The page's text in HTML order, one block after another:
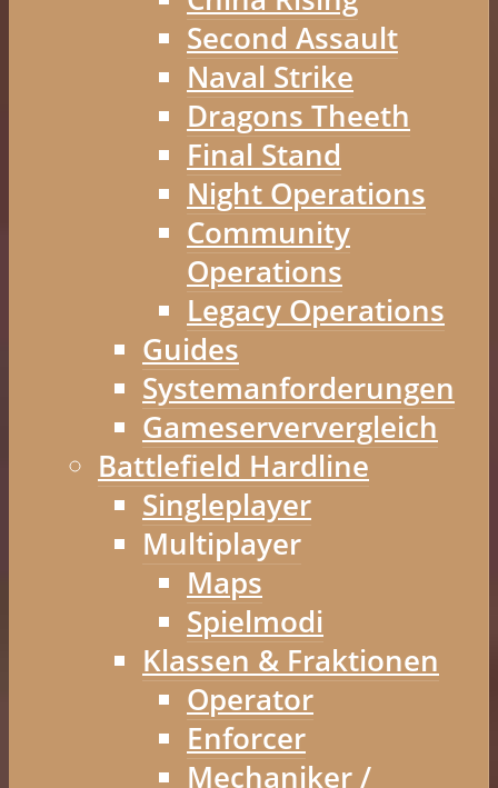
Second Assault
Naval Strike
Dragons Theeth
Final Stand
Night Operations
Community
Operations
Legacy Operations
Guides
Systemanforderungen
Gameserververgleich
Battlefield Hardline
Singleplayer
Multiplayer
Maps
Spielmodi
Klassen & Fraktionen
Operator
Enforcer
Mechaniker /